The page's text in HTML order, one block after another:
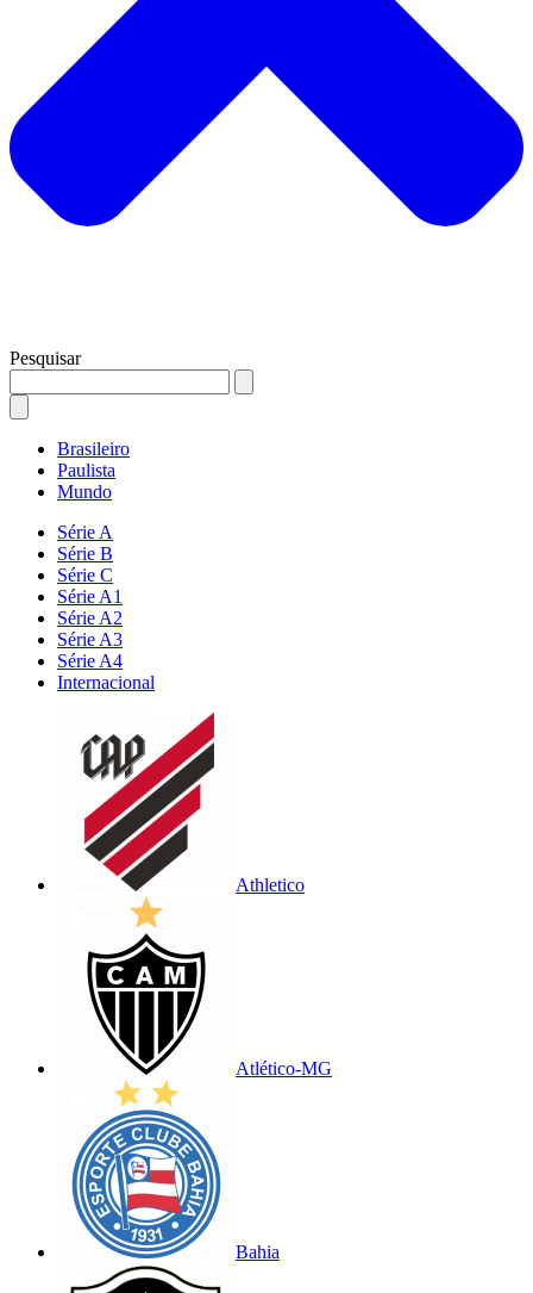
Pesquisar
Brasileiro
Paulista
Mundo
Série A
Série B
Série C
Série A1
Série A2
Série A3
Série A4
Internacional
Athletico
Atlético-MG
Bahia